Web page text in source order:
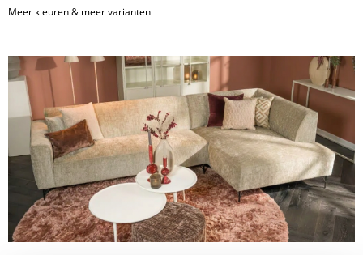
Meer kleuren & meer varianten